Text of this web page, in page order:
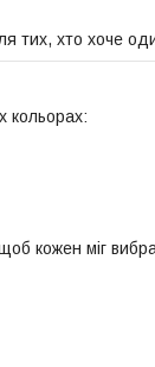
тих, хто хоче
кольорах:
кожен міг